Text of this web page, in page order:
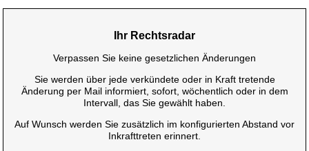
Ihr Rechtsradar
Verpassen Sie keine gesetzlichen Änderungen
Sie werden über jede verkündete oder in Kraft tretende
Änderung per Mail informiert, sofort, wöchentlich oder in dem
Intervall, das Sie gewählt haben.
Auf Wunsch werden Sie zusätzlich im konfigurierten Abstand vor
Inkrafttreten erinnert.